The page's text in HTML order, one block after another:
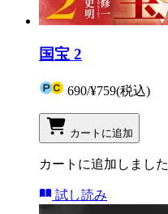
国宝 2
690/¥759(税込)
カートに追加
カートに追加しました
試し読み